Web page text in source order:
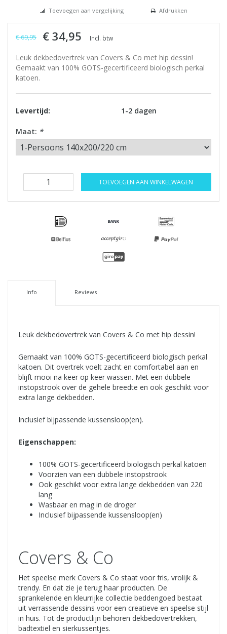
Toevoegen aan vergelijking
Afdrukken
€ 69,95 € 34,95 Incl. btw
Leuk dekbedovertrek van Covers & Co met hip dessin!
Gemaakt van 100% GOTS-gecertificeerd biologisch perkal
katoen.
Levertijd: 1-2 dagen
Maat: *
TOEVOEGEN AAN WINKELWAGEN
Info Reviews
Leuk dekbedovertrek van Covers & Co met hip dessin!
Gemaakt van 100% GOTS-gecertificeerd biologisch perkal
katoen. Dit overtrek voelt zacht en comfortabel aan en
blijft mooi na keer op keer wassen. Met een dubbele
instopstrook over de gehele breedte en ook geschikt voor
extra lange dekbedden.
Inclusief bijpassende kussensloop(en).
Eigenschappen:
100% GOTS-gecertificeerd biologisch perkal katoen
Voorzien van een dubbele instopstrook
Ook geschikt voor extra lange dekbedden van 220
lang
Wasbaar en mag in de droger
Inclusief bijpassende kussensloop(en)
Covers & Co
Het speelse merk Covers & Co staat voor fris, vrolijk &
trendy. En dat zie je terug haar producten. De
sprankelende en kleurrijke collectie beddengoed bestaat
uit verrassende dessins voor een creatieve en speelse stijl
in huis. Tot de productlijn behoren dekbedovertrekken,
badtextiel en sierkussentjes.